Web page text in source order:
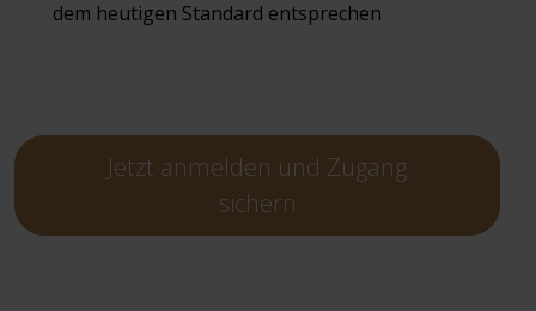
dem heutigen Standard entsprechen
Jetzt anmelden und Zugang
sichern